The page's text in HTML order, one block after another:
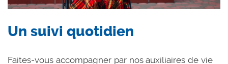
Un suivi quotidien
Faites-vous accompagner par nos auxiliaires de vie